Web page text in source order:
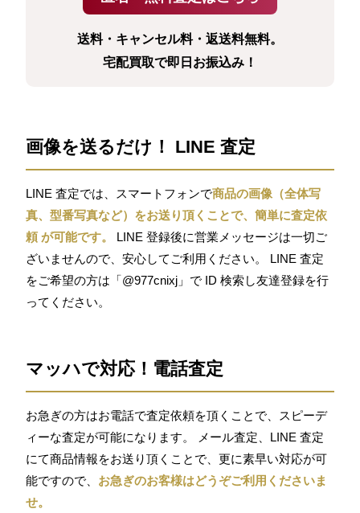
送料・キャンセル料・返送料無料。
宅配買取で即日お振込み！
画像を送るだけ！ LINE 査定
LINE 査定では、スマートフォンで商品の画像（全体写
真、型番写真など）をお送り頂くことで、簡単に査定依
頼 が可能です。
LINE 登録後に営業メッセージは一切ご
ざいませんので、安心してご利用ください。 LINE 査定
をご希望の方は「@977cnixj」で ID 検索し友達登録を行
ってください。
マッハで対応！電話査定
お急ぎの方はお電話で査定依頼を頂くことで、スピーデ
ィーな査定が可能になります。 メール査定、LINE 査定
にて商品情報をお送り頂くことで、更に素早い対応が可
能ですので、 お急ぎのお客様はどうぞご利用くださいま
せ。